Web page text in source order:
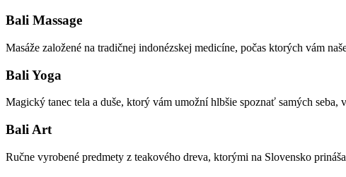
Bali Massage
Masáže založené na tradičnej indonézskej medicíne, počas ktorých vám
Bali Yoga
Magický tanec tela a duše, ktorý vám umožní hlbšie spoznať samých
Bali Art
Ručne vyrobené predmety z teakového dreva, ktorými na Slovensko